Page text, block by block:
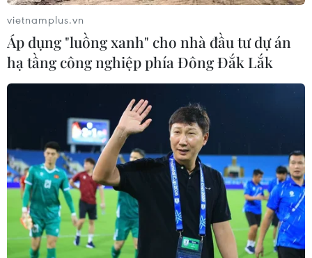
Giá vàng SJC trong nước đảo chiều tăng
100.000 đồng mỗi lượng
vietnamplus.vn
Áp dụng "luồng xanh" cho nhà đầu tư dự án
hạ tầng công nghiệp phía Đông Đắk Lắk